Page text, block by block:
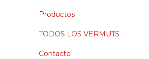
Productos
TODOS LOS VERMUTS
Contacto